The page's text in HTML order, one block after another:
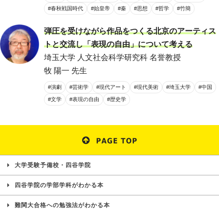
#春秋戦国時代 #始皇帝 #秦 #思想 #哲学 #竹簡
弾圧を受けながら作品をつくる北京のアーティス
トと交流し「表現の自由」について考える
埼玉大学 人文社会科学研究科 名誉教授
牧 陽一 先生
#演劇 #芸術学 #現代アート #現代美術 #埼玉大学 #中国
#文学 #表現の自由 #歴史学
大学受験予備校・四谷学院
四谷学院の学部学科がわかる本
難関大合格への勉強法がわかる本